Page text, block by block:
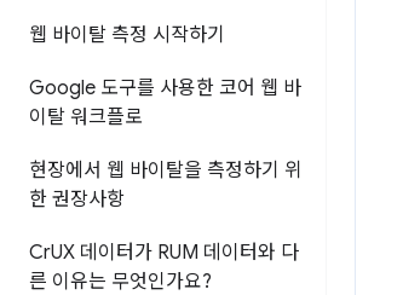
웹 바이탈 측정 시작하기
Google 도구를 사용한 코어 웹 바
이탈 워크플로
현장에서 웹 바이탈을 측정하기 위
한 권장사항
CrUX 데이터가 RUM 데이터와 다
른 이유는 무엇인가요?